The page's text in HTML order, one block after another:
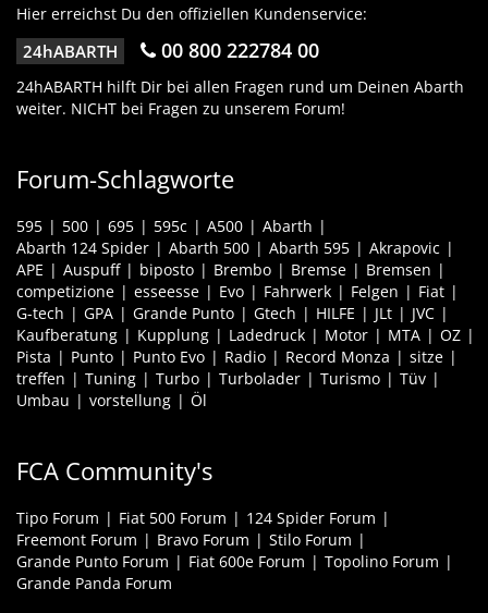
Hier erreichst Du den offiziellen Kundenservice:
24hABARTH 00 800 222784 00
24hABARTH hilft Dir bei allen Fragen rund um Deinen Abarth
weiter. NICHT bei Fragen zu unserem Forum!
Forum-Schlagworte
595 500 695 595c A500
Abarth
Abarth 124 Spider
Abarth 500 Abarth 595
Akrapovic
APE
Auspuff biposto Brembo Bremse
Bremsen
competizione
esseesse Evo Fahrwerk Felgen
Fiat
G-tech
GPA Grande Punto Gtech HILFE JLt
JVC
Kaufberatung
Kupplung Ladedruck Motor MTA
OZ
Pista
Punto Punto Evo Radio Record Monza
sitze
treffen
Tuning Turbo Turbolader Turismo
Tüv
Umbau
vorstellung Öl
FCA Community's
Tipo Forum Fiat 500 Forum
124 Spider Forum
Freemont Forum
Bravo Forum
Stilo Forum
Grande Punto Forum
Fiat 600e Forum
Topolino Forum
Grande Panda Forum